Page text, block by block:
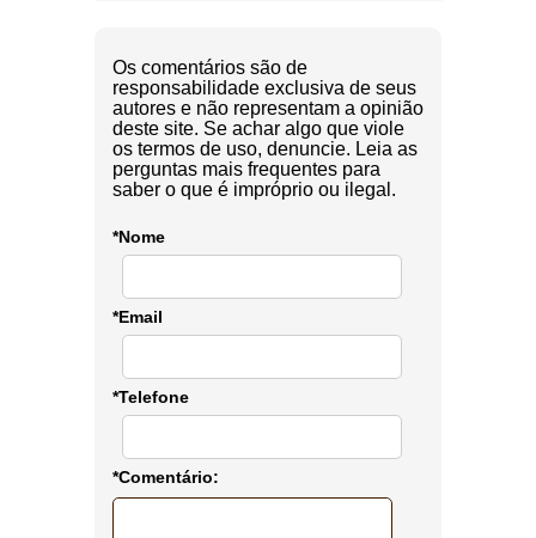
Os comentários são de
responsabilidade exclusiva de seus
autores e não representam a opinião
deste site. Se achar algo que viole
os termos de uso, denuncie. Leia as
perguntas mais frequentes para
saber o que é impróprio ou ilegal.
*Nome
*Email
*Telefone
*Comentário: